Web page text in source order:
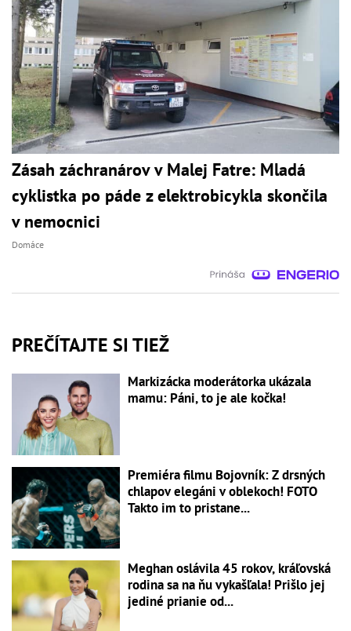
Zásah záchranárov v Malej Fatre: Mladá
cyklistka po páde z elektrobicykla skončila
v nemocnici
Domáce
PREČÍTAJTE SI TIEŽ
Markizácka moderátorka ukázala
mamu: Páni, to je ale kočka!
Premiéra filmu Bojovník: Z drsných
chlapov elegáni v oblekoch! FOTO
Takto im to pristane...
Meghan oslávila 45 rokov, kráľovská
rodina sa na ňu vykašľala! Prišlo jej
jediné prianie od...